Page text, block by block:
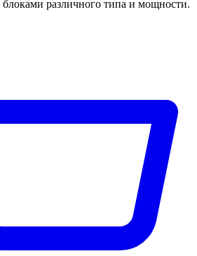
различного типа и мощности.